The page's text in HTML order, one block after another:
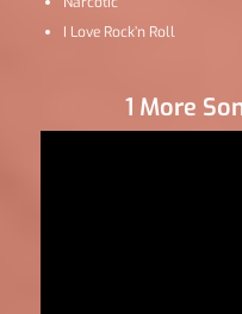
I Love Rock’n Roll
1 More